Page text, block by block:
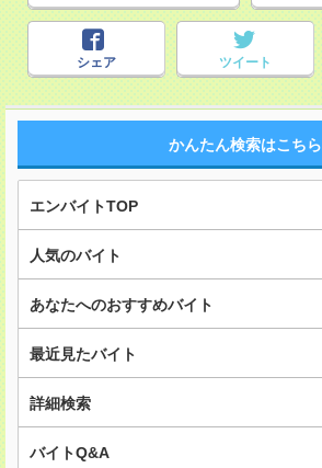
シェア ツイート
かんたん検索はこちら
エンバイトTOP
人気のバイト
あなたへのおすすめバイト
最近見たバイト
詳細検索
バイトQ&A